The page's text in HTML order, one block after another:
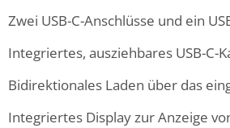
Zwei USB-C-Anschlüsse und ein
Integriertes, ausziehbares USB-C-
Bidirektionales Laden über das
Integriertes Display zur Anzeige